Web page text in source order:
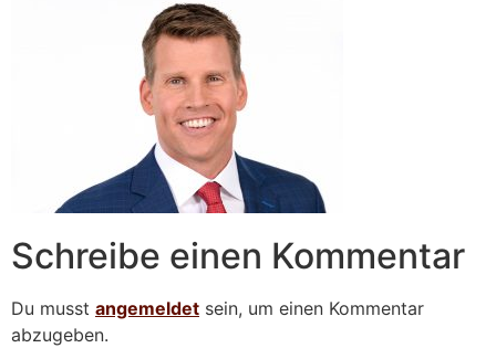
Schreibe einen Kommentar
Du musst angemeldet sein, um einen Kommentar
abzugeben.